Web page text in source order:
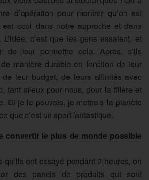
d’opération pour montrer qu’on est
est cool dans notre approche et dans
L’idée, c’est que les gens essaient, et
de leur permettre cela. Après, s’ils
manière durable en fonction de leur
leur budget, de leurs affinités avec
tant mieux pour nous, pour la filière et
Si je le pouvais, je mettrais la planète
que c’est un sport fantastique.
convertir le plus de monde possible
qu’ils ont essayé pendant 2 heures, on
des panels de produits qui sont